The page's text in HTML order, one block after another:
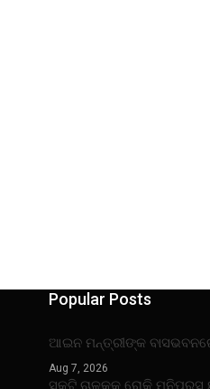
Popular Posts
ଆଇନ ମନ୍ତ୍ରୀଙ୍କ
Aug 7, 2026
ସ୍କୁଟି ଚାଳକକୁ ରୋକି ମନିପ୍ରସ